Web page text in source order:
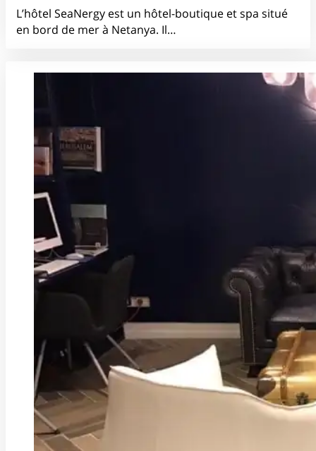
L’hôtel SeaNergy est un hôtel-boutique et spa situé
en bord de mer à Netanya. Il…